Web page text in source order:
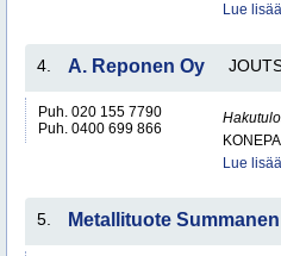
Lue
4. A. Reponen Oy
Puh. 020 155 7790
Puh. 0400 699 866
Lue
5. Metallituote